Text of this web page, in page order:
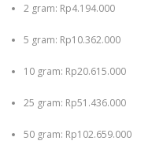
2 gram: Rp4.194.000
5 gram: Rp10.362.000
10 gram: Rp20.615.000
25 gram: Rp51.436.000
50 gram: Rp102.659.000